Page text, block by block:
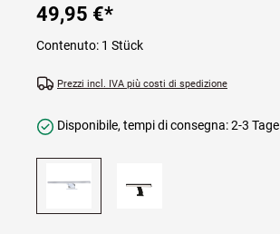
49,95 €*
Contenuto: 1 Stück
Prezzi incl. IVA più costi di spedizione
Disponibile, tempi di consegna: 2-3 Tage